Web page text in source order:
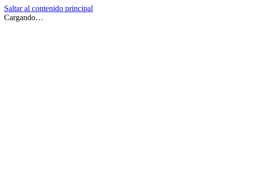
Saltar al contenido principal
Cargando…